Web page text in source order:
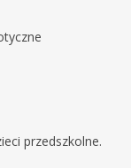
przedszkolne.